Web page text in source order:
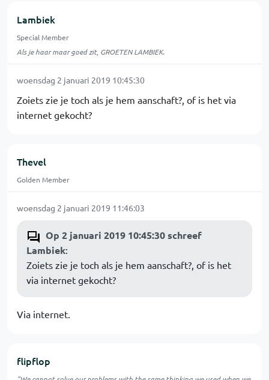
Lambiek
Special Member
Als je haar maar goed zit, GROETEN LAMBIEK.
woensdag 2 januari 2019 10:45:30
Zoiets zie je toch als je hem aanschaft?, of is het via
internet gekocht?
Thevel
Golden Member
woensdag 2 januari 2019 11:46:03
Op 2 januari 2019 10:45:30 schreef
Lambiek:
Zoiets zie je toch als je hem aanschaft?, of is het
via internet gekocht?
Via internet.
flipflop